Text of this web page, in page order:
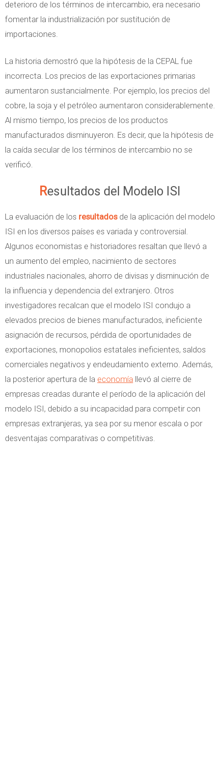
deterioro de los términos de intercambio, era necesario
fomentar la industrialización por sustitución de
importaciones.
La historia demostró que la hipótesis de la CEPAL fue
incorrecta. Los precios de las exportaciones primarias
aumentaron sustancialmente. Por ejemplo, los precios del
cobre, la soja y el petróleo aumentaron considerablemente.
Al mismo tiempo, los precios de los productos
manufacturados disminuyeron. Es decir, que la hipótesis de
la caída secular de los términos de intercambio no se
verificó.
Resultados del Modelo ISI
La evaluación de los resultadosde la aplicación del modelo
ISI en los diversos países es variada y controversial.
Algunos economistas e historiadores resaltan que llevó a
un aumento del empleo, nacimiento de sectores
industriales nacionales, ahorro de divisas y disminución de
la influencia y dependencia del extranjero. Otros
investigadores recalcan que el modelo ISI condujo a
elevados precios de bienes manufacturados, ineficiente
asignación de recursos, pérdida de oportunidades de
exportaciones, monopolios estatales ineficientes, saldos
comerciales negativos y endeudamiento externo. Además,
la posterior apertura de la economía llevó al cierre de
empresas creadas durante el período de la aplicación del
modelo ISI, debido a su incapacidad para competir con
empresas extranjeras, ya sea por su menor escala o por
desventajas comparativas o competitivas.